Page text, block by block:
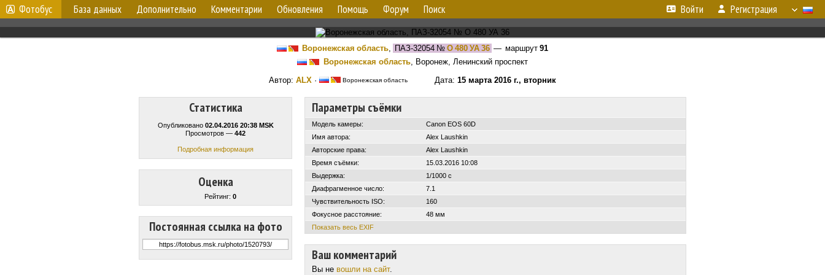
Фотобус База данных Дополнительно Комментарии Обновления Помощь Форум Поиск Войти Регистрация
Воронежская область, ПАЗ-32054 № О 480 УА 36 — маршрут 91
Воронежская область, Воронеж, Ленинский проспект
Автор: ALX · Воронежская область Дата: 15 марта 2016 г., вторник
Статистика
Опубликовано 02.04.2016 20:38 MSK
Просмотров — 442
Подробная информация
Оценка
Рейтинг: 0
Постоянная ссылка на фото
Параметры съёмки
Модель камеры:
Canon EOS 60D
Имя автора:
Alex Laushkin
Авторские права:
Alex Laushkin
Время съёмки:
15.03.2016 10:08
Выдержка:
1/1000 с
Диафрагменное число:
7.1
Чувствительность ISO:
160
Фокусное расстояние:
48 мм
Показать весь EXIF
Ваш комментарий
Вы не вошли на сайт.